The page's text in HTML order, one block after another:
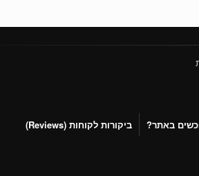
באתר? ביקורות לקוחות (Reviews)